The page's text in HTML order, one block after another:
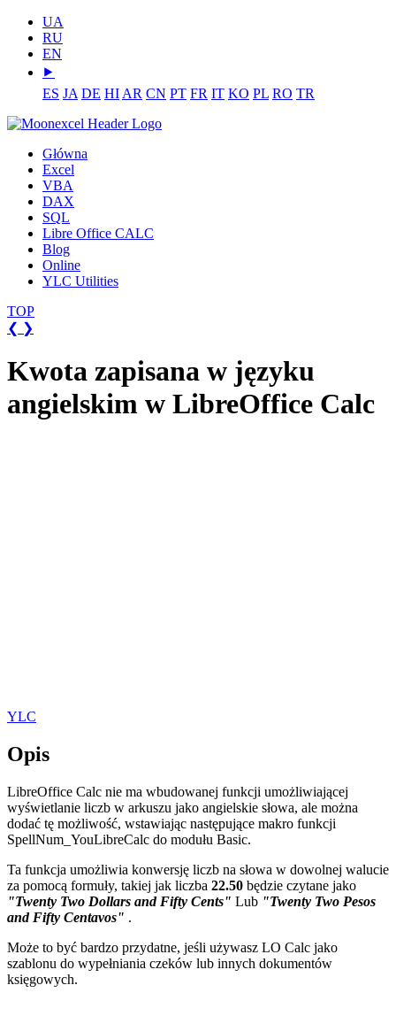
UA
RU
EN
⯈
ES JA DE HI AR CN PT FR IT KO PL RO TR
Główna
Excel
VBA
DAX
SQL
Libre Office CALC
Blog
Online
YLC Utilities
TOP
❮ ❯
Kwota zapisana w języku
angielskim w LibreOffice Calc
YLC
Opis
LibreOffice Calc nie ma wbudowanej funkcji umożliwiającej
wyświetlanie liczb w arkuszu jako angielskie słowa, ale można
dodać tę możliwość, wstawiając następujące makro funkcji
SpellNum_YouLibreCalc do modułu Basic.
Ta funkcja umożliwia konwersję liczb na słowa w dowolnej walucie
za pomocą formuły, takiej jak liczba 22.50 będzie czytane jako
"Twenty Two Dollars and Fifty Cents" Lub "Twenty Two Pesos
and Fifty Centavos" .
Może to być bardzo przydatne, jeśli używasz LO Calc jako
szablonu do wypełniania czeków lub innych dokumentów
księgowych.